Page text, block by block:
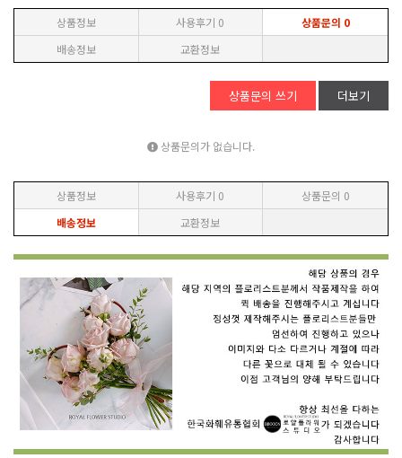
상품정보 사용후기 0 상품문의 0
배송정보
교환정보
상품문의 쓰기 더보기
상품문의가 없습니다.
상품정보 사용후기 0 상품문의 0
배송정보
교환정보